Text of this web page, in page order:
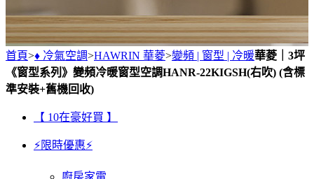
首頁>♦ 冷氣空調>HAWRIN 華菱>變頻 | 窗型 | 冷暖華菱｜3坪
《窗型系列》變頻冷暖窗型空調HANR-22KIGSH(右吹) (含標
準安裝+舊機回收)
【 10在豪好買 】
⚡限時優惠⚡